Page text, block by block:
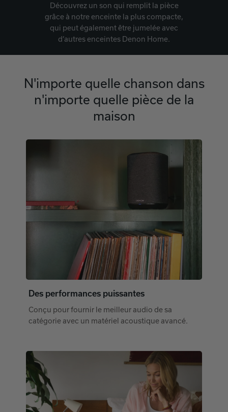
Découvrez un son qui remplit la pièce
grâce à notre enceinte la plus compacte,
qui peut également être jumelée avec
d’autres enceintes Denon Home.
N'importe quelle chanson dans
n'importe quelle pièce de la
maison
Des performances puissantes
Conçu pour fournir le meilleur audio de sa
catégorie avec un matériel acoustique avancé.